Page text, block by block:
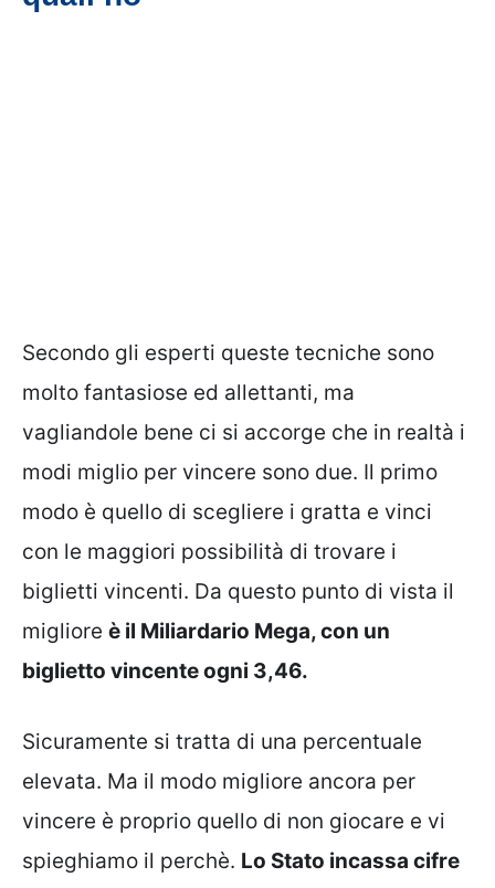
Secondo gli esperti queste tecniche sono
molto fantasiose ed allettanti, ma
vagliandole bene ci si accorge che in realtà i
modi miglio per vincere sono due. Il primo
modo è quello di scegliere i gratta e vinci
con le maggiori possibilità di trovare i
biglietti vincenti. Da questo punto di vista il
migliore è il Miliardario Mega, con un
biglietto vincente ogni 3,46.
Sicuramente si tratta di una percentuale
elevata. Ma il modo migliore ancora per
vincere è proprio quello di non giocare e vi
spieghiamo il perchè. Lo Stato incassa cifre